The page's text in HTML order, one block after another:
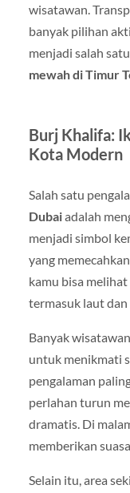
wisatawan.
banyak pilihan
menjadi salah
mewah di Timur
Burj Khalifa:
Kota Modern
Salah satu
Dubaiadalah
menjadi simbol
yang
kamu bisa
termasuk laut
Banyak
untuk menikmati
pengalaman
perlahan turun
dramatis. Di
memberikan
Selain itu, area